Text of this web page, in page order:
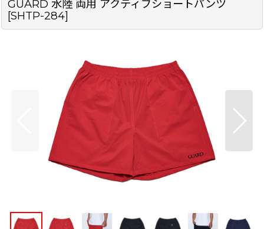
GUARD 水陸 両用 アクティブショートパンツ
[SHTP-284]